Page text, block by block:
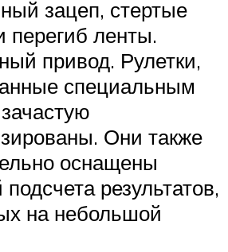
зацеп, стертые
перегиб ленты.
привод. Рулетки,
специальным
Они также
оснащены
результатов,
на небольшой